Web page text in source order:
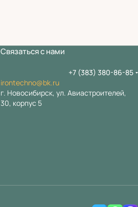
Связаться с нами
+7 (383) 380-86-85
irontechno@bk.ru
г. Новосибирск, ул. Авиастроителей,
30, корпус 5